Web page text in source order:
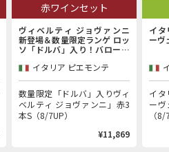
赤ワインセット
ヴィベルティ ジョヴァンニ
新登場＆数量限定ランゲ ロッ
ソ「ドルバ」入り！バローロ
産者「ヴィベルティ ジョヴァ
ンニ」赤3本セット
イタリア ピエモンテ
数量限定「ドルバ」入りヴィ
ベルティ ジョヴァンニ」赤3
本S（8/7UP）
¥11,869
イタ
ーヴ
イタ
ー
（